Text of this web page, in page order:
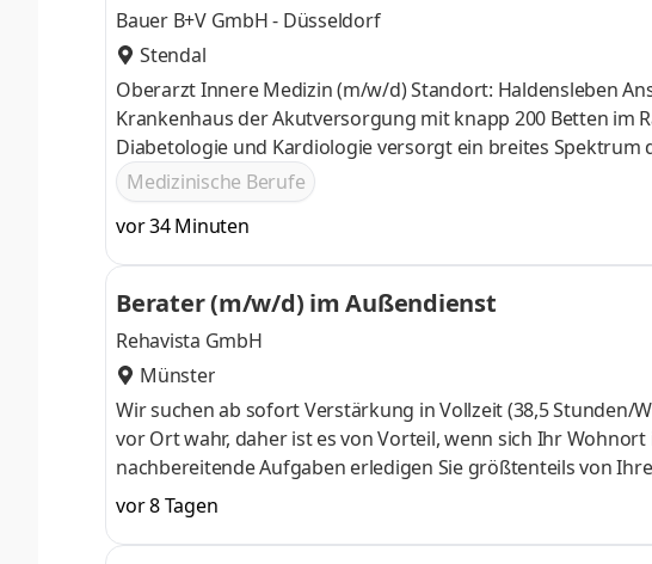
Bauer B+V GmbH - Düsseldorf
Stendal
Oberarzt Innere Medizin (m/w/d) Standort: Haldensleben
Krankenhaus der Akutversorgung mit knapp 200 Betten im
Diabetologie und Kardiologie versorgt ein breites
sowie von Krankheiten des zentralen Nervensystems.
sowie die Ernährungsmedizin. Durch die Kooperation mit
spezialisierte Schlaganfalldiagnostik und Akutbehandlung
Medizinische Berufe
vor 34 Minuten
Berater (m/w/d) im Außendienst
Rehavista GmbH
Münster
Wir suchen ab sofort Verstärkung in Vollzeit (38,5 Stunden/
vor Ort wahr, daher ist es von Vorteil, wenn sich Ihr
nachbereitende Aufgaben erledigen Sie größtenteils von
Menschen eine Stimme geben?Teil eines motivierten und
zu ihrem Hilfsmittel an die Hand nehmen?Wir sind
Kinder und Erwachsene mit motorischen und sprachlichen
vor 8 Tagen